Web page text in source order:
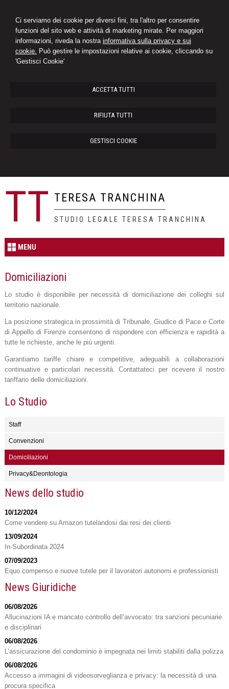
Ci serviamo dei cookie per diversi fini, tra l'altro per consentire
funzioni del sito web e attività di marketing mirate. Per maggiori
informazioni, riveda la nostra informativa sulla privacy e sui
cookie. Può gestire le impostazioni relative ai cookie, cliccando su
'Gestisci Cookie'
ACCETTA TUTTI
RIFIUTA TUTTI
GESTISCI COOKIE
TT TERESA TRANCHINA
STUDIO LEGALE TERESA TRANCHINA
MENU
Domiciliazioni
Lo studio è disponibile per necessità di domiciliazione dei colleghi sul
territorio nazionale.
La posizione strategica in prossimità di Tribunale, Giudice di Pace e Corte
di Appello di Firenze consentono di rispondere con efficienza e rapidità a
tutte le richieste, anche le più urgenti.
Garantiamo tariffe chiare e competitive, adeguabili a collaborazioni
continuative e particolari necessità. Contattateci per ricevere il nostro
tariffario delle domiciliazioni.
Lo Studio
Staff
Convenzioni
Domiciliazioni
Privacy&Deontologia
News dello studio
10/12/2024
Come vendere su Amazon tutelandosi dai resi dei clienti
13/09/2024
In-Subordinata 2024
07/09/2023
Equo compenso e nuove tutele per il lavoratori autonomi e professionisti
News Giuridiche
06/08/2026
Allucinazioni IA e mancato controllo dell’avvocato: tra sanzioni pecuniarie
e disciplinari
06/08/2026
L’assicurazione del condominio è impegnata nei limiti stabiliti dalla polizza
06/08/2026
Accesso a immagini di videosorveglianza e privacy: la necessità di una
procura specifica